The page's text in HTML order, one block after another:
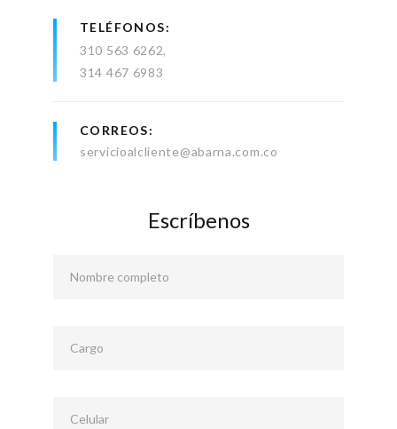
TELÉFONOS
310 563 6262
314 467 6983
CORREOS
servicioalcliente@abarna.com.co
Escríbenos
Nombre completo
Cargo
Celular